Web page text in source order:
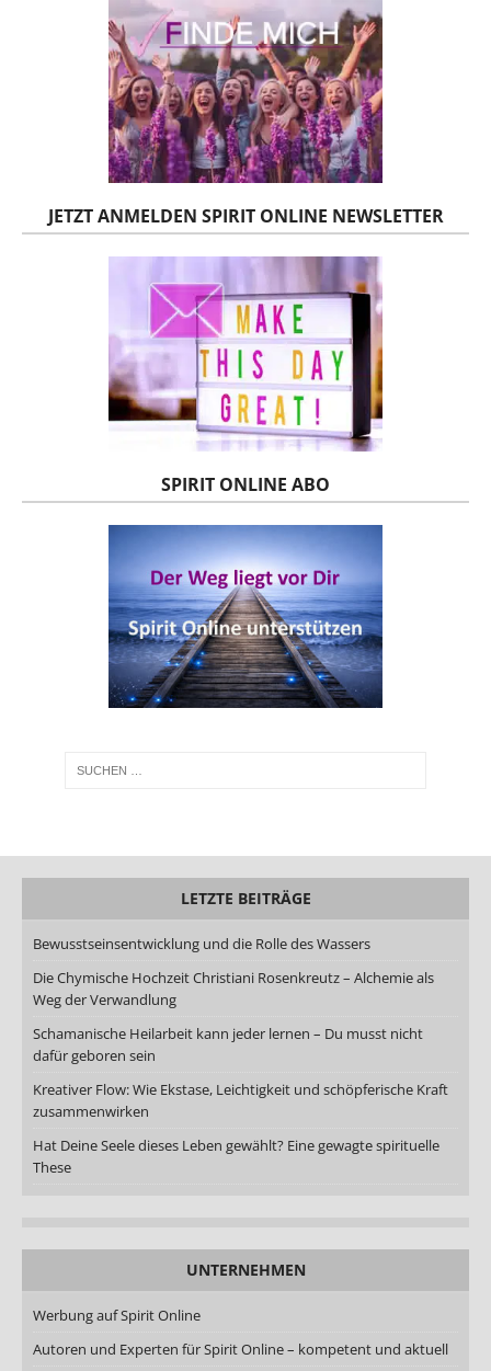
JETZT ANMELDEN SPIRIT ONLINE NEWSLETTER
SPIRIT ONLINE ABO
LETZTE BEITRÄGE
Bewusstseinsentwicklung und die Rolle des Wassers
Die Chymische Hochzeit Christiani Rosenkreutz – Alchemie als
Weg der Verwandlung
Schamanische Heilarbeit kann jeder lernen – Du musst nicht
dafür geboren sein
Kreativer Flow: Wie Ekstase, Leichtigkeit und schöpferische Kraft
zusammenwirken
Hat Deine Seele dieses Leben gewählt? Eine gewagte spirituelle
These
UNTERNEHMEN
Werbung auf Spirit Online
Autoren und Experten für Spirit Online – kompetent und aktuell